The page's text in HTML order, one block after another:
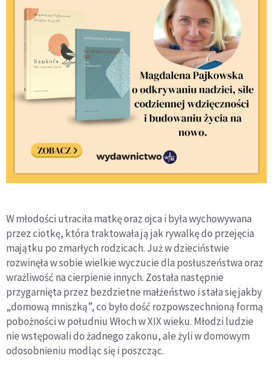
W młodości utraciła matkę oraz ojca i była wychowywana
przez ciotkę, która traktowała ją jak rywalkę do przejęcia
majątku po zmarłych rodzicach. Już w dzieciństwie
rozwinęła w sobie wielkie wyczucie dla posłuszeństwa oraz
wrażliwość na cierpienie innych. Została następnie
przygarnięta przez bezdzietne małżeństwo i stała się jakby
„domową mniszką”, co było dość rozpowszechnioną formą
pobożności w południu Włoch w XIX wieku. Młodzi ludzie
nie wstępowali do żadnego zakonu, ale żyli w domowym
odosobnieniu modląc się i poszcząc.